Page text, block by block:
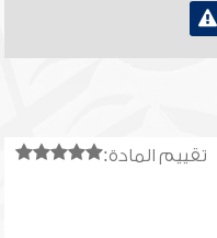
تقييم المادة: